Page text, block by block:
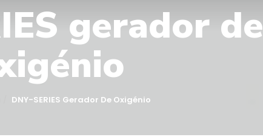
gerador de
DNY-SERIES Gerador De Oxigénio